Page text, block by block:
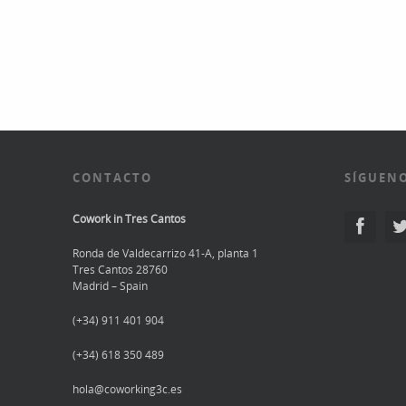
CONTACTO
Cowork in Tres Cantos
Ronda de Valdecarrizo 41-A, planta 1
Tres Cantos 28760
Madrid – Spain
(+34) 911 401 904
(+34) 618 350 489
hola@coworking3c.es